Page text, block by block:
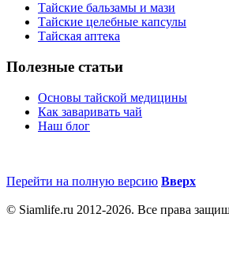
Тайские бальзамы и мази
Тайские целебные капсулы
Тайская аптека
Полезные статьи
Основы тайской медицины
Как заваривать чай
Наш блог
Перейти на полную версию Вверх
© Siamlife.ru 2012-2026. Все права